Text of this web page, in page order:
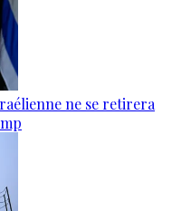
ne se retirera